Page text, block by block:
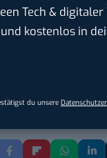
Tech &
kostenlos in
du unsere
F...